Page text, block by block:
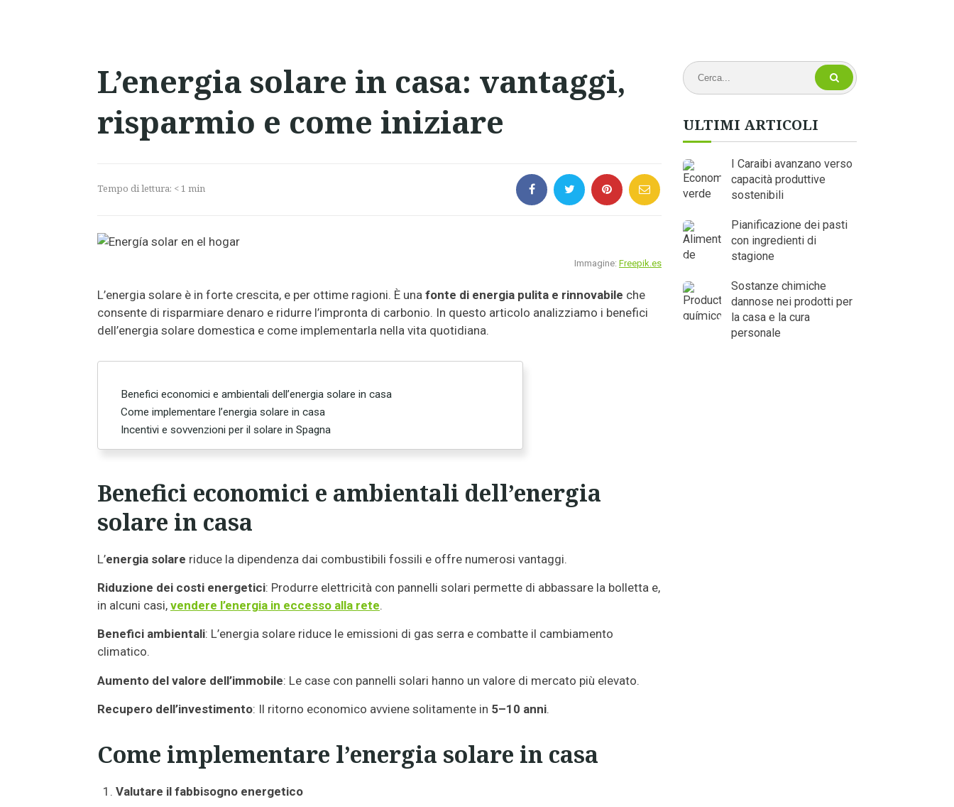
L’energia solare in casa: vantaggi,
risparmio e come iniziare
Tempo di lettura: < 1 min
Immagine: Freepik.es
L’energia solare è in forte crescita, e per ottime ragioni. È una fonte di energia pulita e rinnovabile che
consente di risparmiare denaro e ridurre l’impronta di carbonio. In questo articolo analizziamo i benefici
dell’energia solare domestica e come implementarla nella vita quotidiana.
Benefici economici e ambientali dell’energia solare in casa
Come implementare l’energia solare in casa
Incentivi e sovvenzioni per il solare in Spagna
Benefici economici e ambientali dell’energia
solare in casa
L’energia solare riduce la dipendenza dai combustibili fossili e offre numerosi vantaggi.
Riduzione dei costi energetici: Produrre elettricità con pannelli solari permette di abbassare la bolletta e,
in alcuni casi, vendere l’energia in eccesso alla rete.
Benefici ambientali: L’energia solare riduce le emissioni di gas serra e combatte il cambiamento
climatico.
Aumento del valore dell’immobile: Le case con pannelli solari hanno un valore di mercato più elevato.
Recupero dell’investimento: Il ritorno economico avviene solitamente in 5–10 anni.
Come implementare l’energia solare in casa
Valutare il fabbisogno energetico
ULTIMI ARTICOLI
I Caraibi avanzano verso
capacità produttive
sostenibili
Pianificazione dei pasti
con ingredienti di
stagione
Sostanze chimiche
dannose nei prodotti per
la casa e la cura
personale